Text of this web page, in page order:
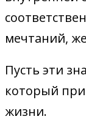
мечтаний,
Пусть эти
который
жизни.